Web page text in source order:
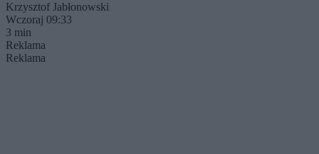
Krzysztof Jabłonowski
Wczoraj 09:33
3 min
Reklama
Reklama